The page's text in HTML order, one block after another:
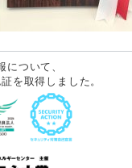
ついて、
を取得しました。